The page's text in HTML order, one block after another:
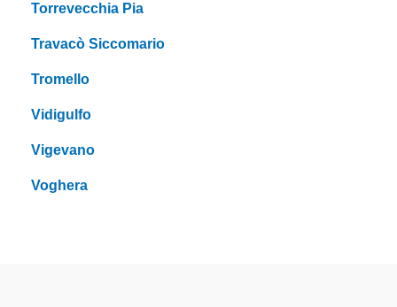
Torrevecchia Pia
Travacò Siccomario
Tromello
Vidigulfo
Vigevano
Voghera